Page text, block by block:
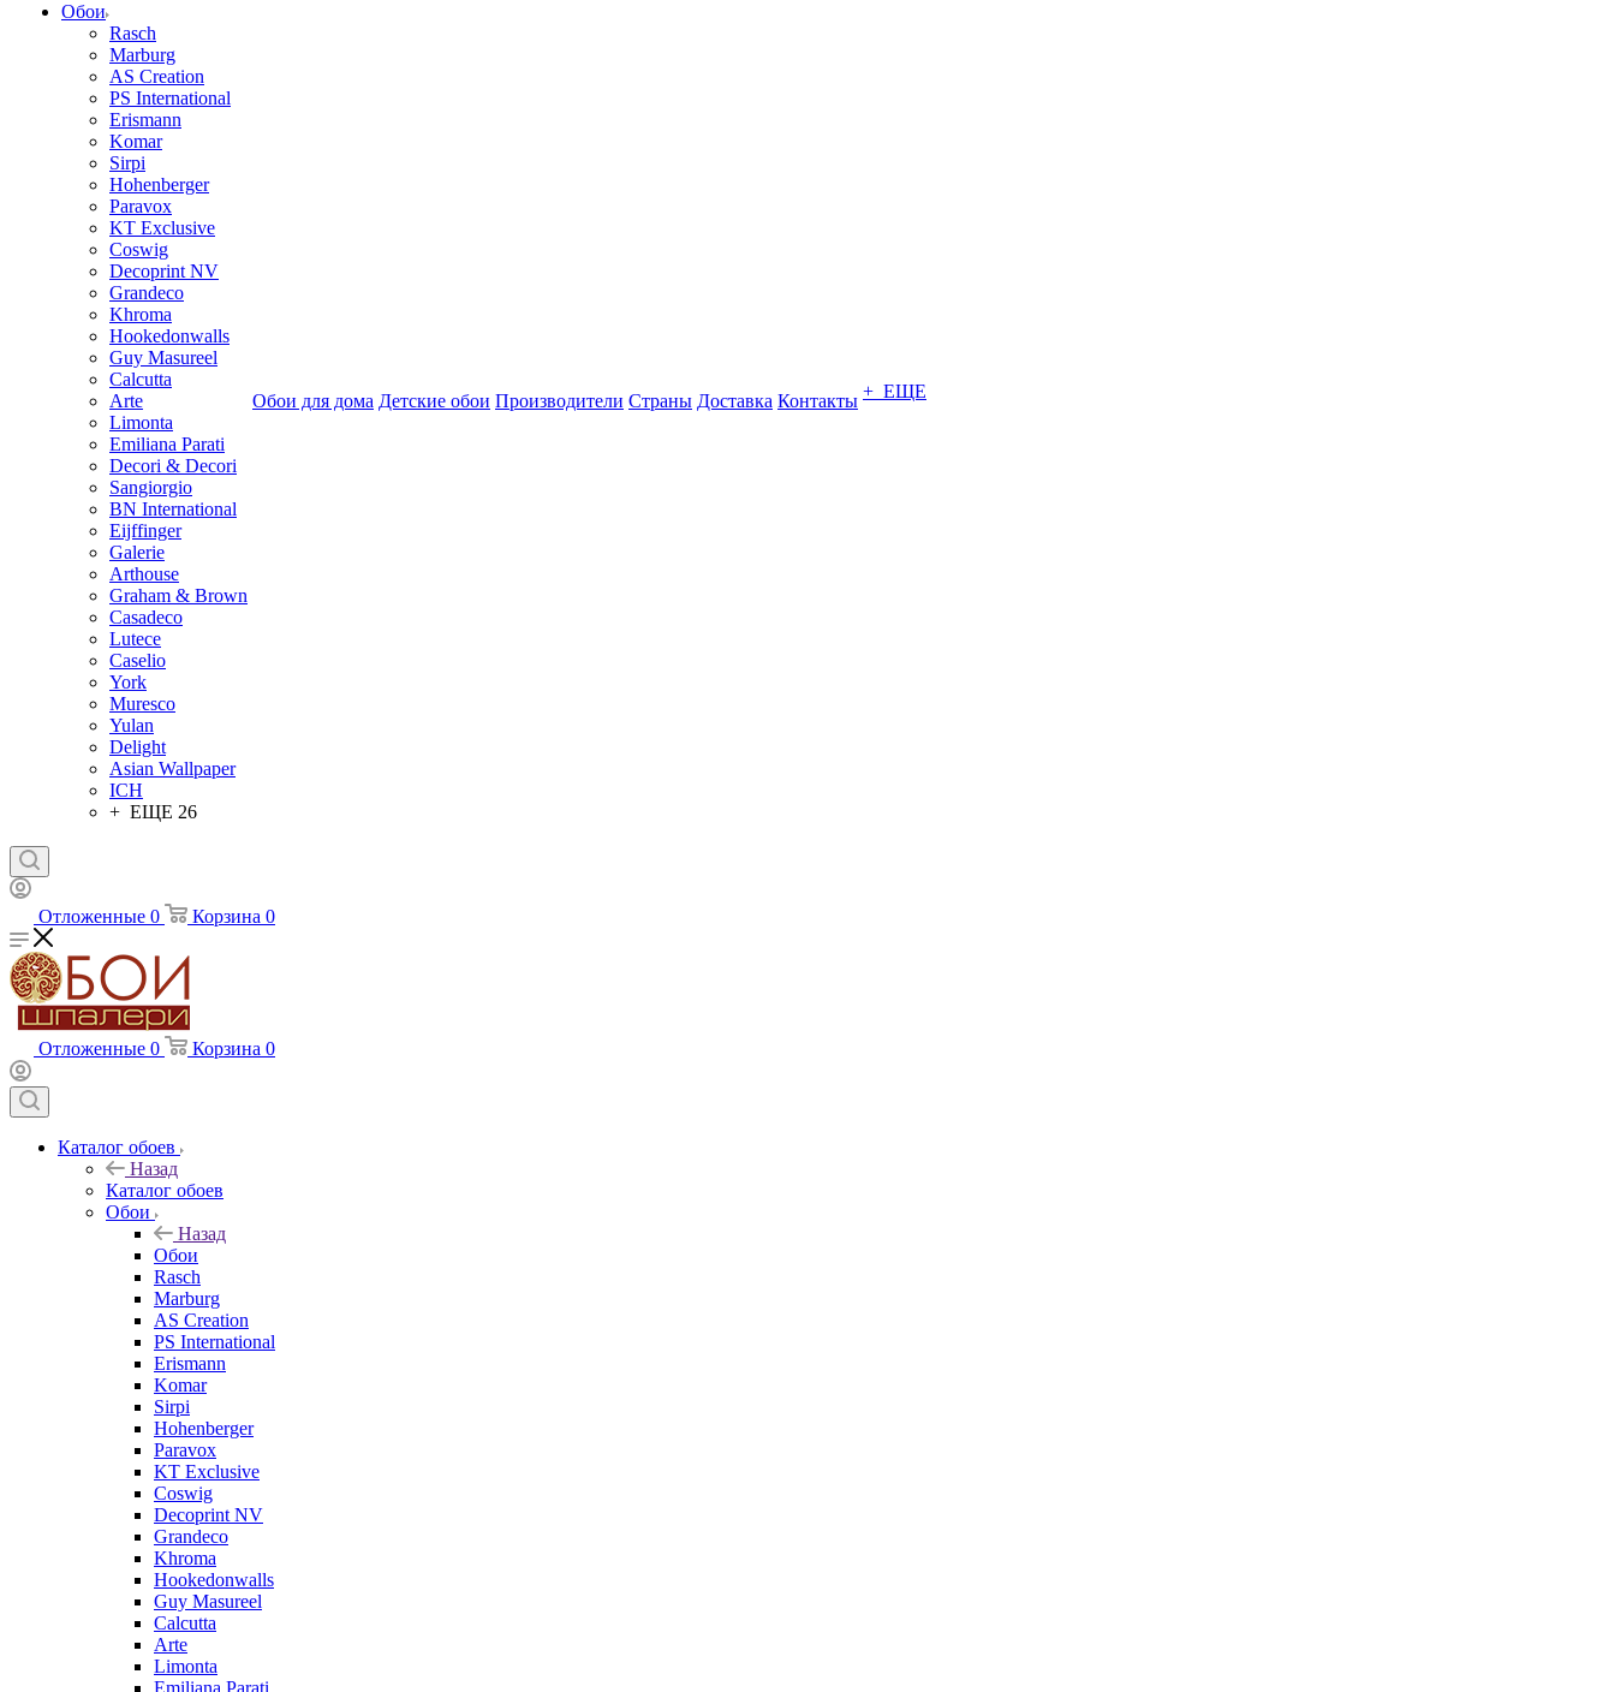
Обои
Rasch
Marburg
AS Creation
PS International
Erismann
Komar
Sirpi
Hohenberger
Paravox
KT Exclusive
Coswig
Decoprint NV
Grandeco
Khroma
Hookedonwalls
Guy Masureel
Calcutta
Arte
Limonta
Emiliana Parati
Decori & Decori
Sangiorgio
BN International
Eijffinger
Galerie
Arthouse
Graham & Brown
Casadeco
Lutece
Caselio
York
Muresco
Yulan
Delight
Asian Wallpaper
ICH
+ ЕЩЕ 26
Обои для дома Детские обои Производители Страны Доставка Контакты + ЕЩЕ
Отложенные 0 Корзина 0
Отложенные 0 Корзина 0
Каталог обоев
Назад
Каталог обоев
Обои
Назад
Обои
Rasch
Marburg
AS Creation
PS International
Erismann
Komar
Sirpi
Hohenberger
Paravox
KT Exclusive
Coswig
Decoprint NV
Grandeco
Khroma
Hookedonwalls
Guy Masureel
Calcutta
Arte
Limonta
Emiliana Parati